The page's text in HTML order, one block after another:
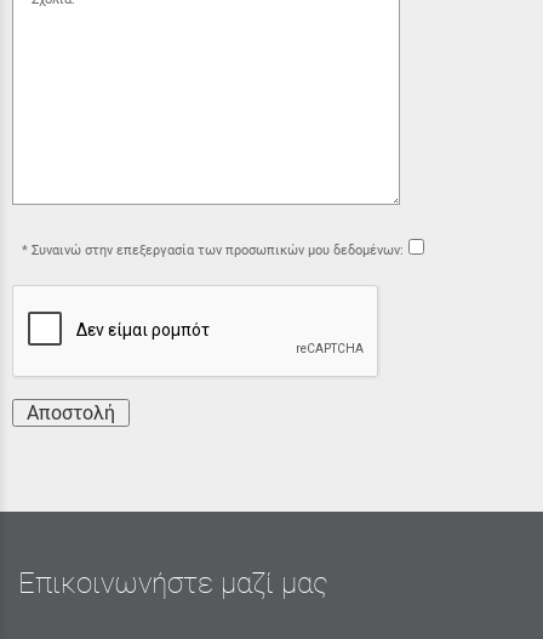
Συναινώ στην επεξεργασία των προσωπικών μου δεδομένων:
Αποστολή
Επικοινωνήστε μαζί μας